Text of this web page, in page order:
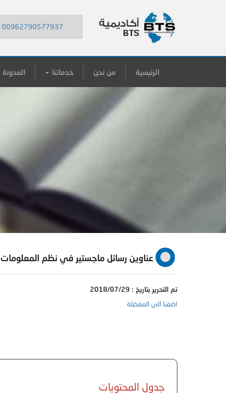
00962790577937
الرئيسية من نحن خدماتنا المدونة
عناوين رسائل ماجستير في نظم المعلومات
تم التحرير بتاريخ : 2018/07/29
اضفنا الى المفضلة
جدول المحتويات